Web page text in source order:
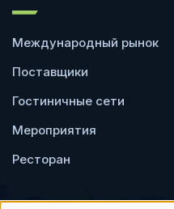
Международный рынок
Поставщики
Гостиничные сети
Мероприятия
Ресторан